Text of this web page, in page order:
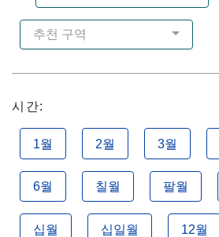
추천 구역
시간:
1월 2월 3월
6월 칠월 팔월
십월 십일월 12월